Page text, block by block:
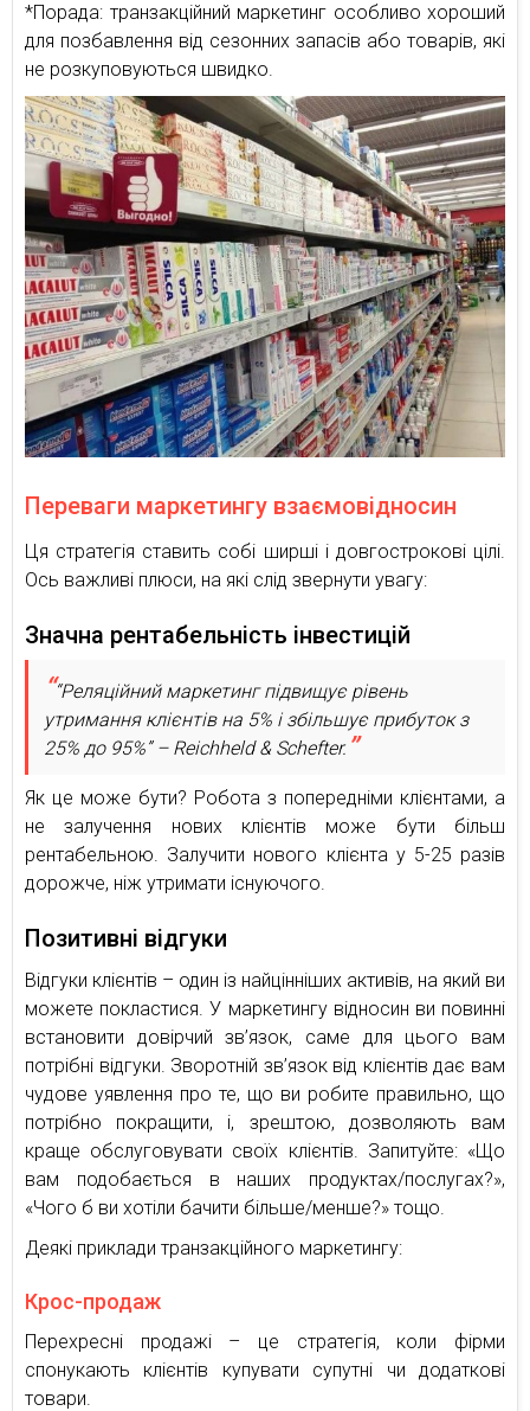
*Порада: транзакційний маркетинг особливо хороший
для позбавлення від сезонних запасів або товарів, які
не розкуповуються швидко.
Переваги маркетингу взаємовідносин
Ця стратегія ставить собі ширші і довгострокові цілі.
Ось важливі плюси, на які слід звернути увагу:
Значна рентабельність інвестицій
“Реляційний маркетинг підвищує рівень
утримання клієнтів на 5% і збільшує прибуток з
25% до 95%” – Reichheld & Schefter.
Як це може бути? Робота з попередніми клієнтами, а
не залучення нових клієнтів може бути більш
рентабельною. Залучити нового клієнта у 5-25 разів
дорожче, ніж утримати існуючого.
Позитивні відгуки
Відгуки клієнтів – один із найцінніших активів, на який ви
можете покластися. У маркетингу відносин ви повинні
встановити довірчий зв’язок, саме для цього вам
потрібні відгуки. Зворотній зв’язок від клієнтів дає вам
чудове уявлення про те, що ви робите правильно, що
потрібно покращити, і, зрештою, дозволяють вам
краще обслуговувати своїх клієнтів. Запитуйте: «Що
вам подобається в наших продуктах/послугах?»,
«Чого б ви хотіли бачити більше/менше?» тощо.
Деякі приклади транзакційного маркетингу:
Крос-продаж
Перехресні продажі – це стратегія, коли фірми
спонукають клієнтів купувати супутні чи додаткові
товари.